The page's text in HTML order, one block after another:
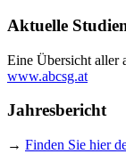
Aktuelle
Eine Übersicht aller
www.abcsg.at
Jahresbericht
→ Finden Sie hier